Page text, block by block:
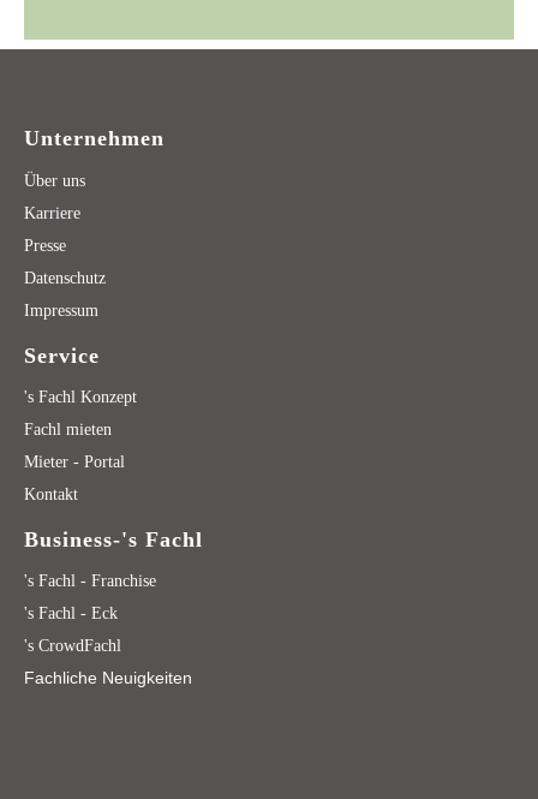
Unternehmen
Über uns
Karriere
Presse
Datenschutz
Impressum
Service
's Fachl Konzept
Fachl mieten
Mieter - Portal
Kontakt
Business-'s Fachl
's Fachl - Franchise
's Fachl - Eck
's CrowdFachl
Fachliche Neuigkeiten